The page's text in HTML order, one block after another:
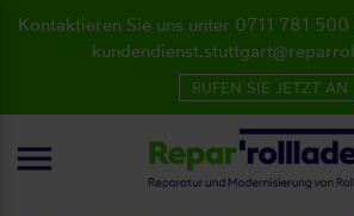
Kontaktieren Sie uns unter 0711 781
RUFEN SIE JETZT AN
menu